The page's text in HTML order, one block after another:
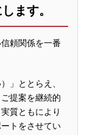
ます。
頼関係を一番
」ととらえ、
提案を継続的
質ともにより
トをさせてい